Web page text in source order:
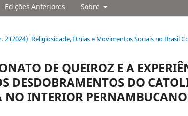
Edições Anteriores Sobre
2 (2024): Religiosidade, Etnias e Movimentos Sociais no Brasil
DE QUEIROZ E A
DESDOBRAMENTOS DO
NO INTERIOR